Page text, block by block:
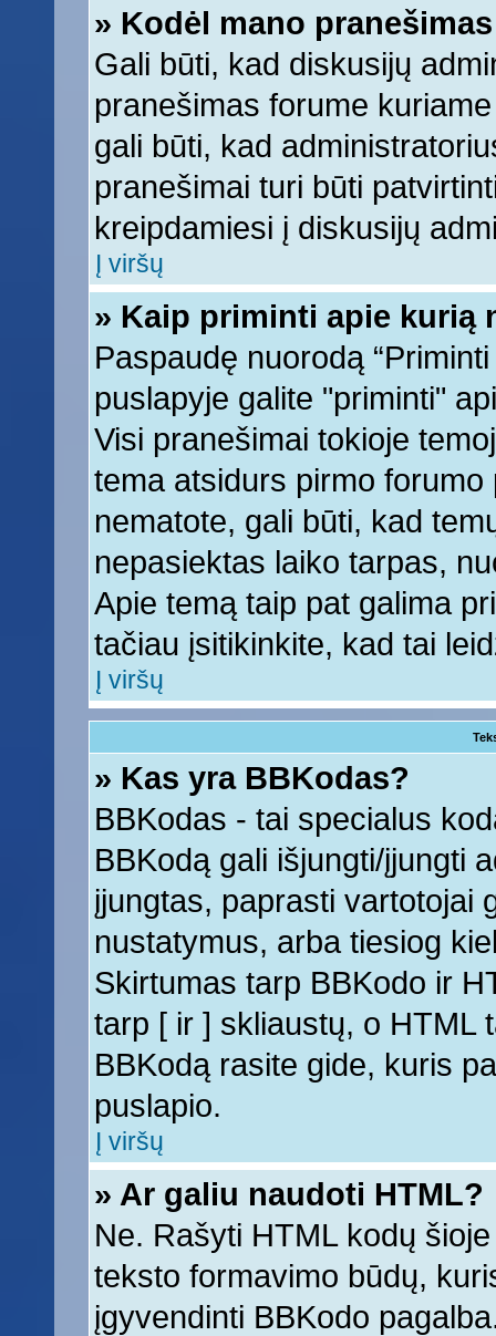
» Kodėl mano
Gali būti, kad diskusijų
pranešimas forume
gali būti, kad
pranešimai turi būti
kreipdamiesi į diskusijų
Į viršų
» Kaip priminti apie kurią
Paspaudę nuorodą
puslapyje galite "priminti"
Visi pranešimai tokioje
tema atsidurs pirmo
nematote, gali būti, kad
nepasiektas laiko tarpas,
Apie temą taip pat galima
tačiau įsitikinkite, kad tai
Į viršų
» Kas yra BBKodas?
BBKodas - tai specialus
BBKodą gali išjungti/įjungti
įjungtas, paprasti vartotojai
nustatymus, arba tiesiog
Skirtumas tarp BBKodo ir
tarp [ ir ] skliaustų, o HTML
BBKodą rasite gide, kuris
puslapio.
Į viršų
» Ar galiu naudoti HTML?
Ne. Rašyti HTML kodų
teksto formavimo būdų,
įgyvendinti BBKodo